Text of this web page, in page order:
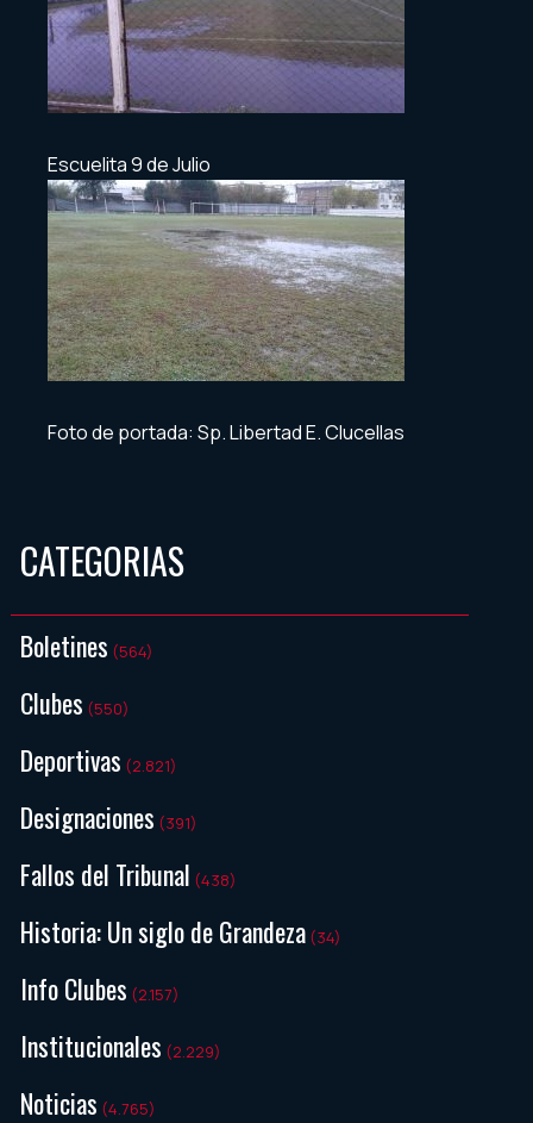
Escuelita 9 de Julio
Foto de portada: Sp. Libertad E. Clucellas
CATEGORIAS
Boletines (564)
Clubes (550)
Deportivas (2.821)
Designaciones (391)
Fallos del Tribunal (438)
Historia: Un siglo de Grandeza (34)
Info Clubes (2.157)
Institucionales (2.229)
Noticias (4.765)